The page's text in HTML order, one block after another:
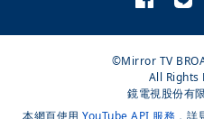
©Mirror TV
All Rights
鏡電視股份有
本網頁使用 YouTube API 服務 ，詳